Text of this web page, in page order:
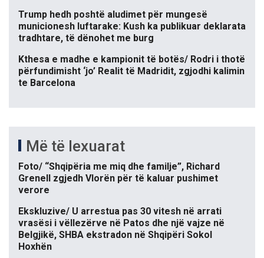
Trump hedh poshtë aludimet për mungesë
municionesh luftarake: Kush ka publikuar deklarata
tradhtare, të dënohet me burg
Kthesa e madhe e kampionit të botës/ Rodri i thotë
përfundimisht ‘jo’ Realit të Madridit, zgjodhi kalimin
te Barcelona
Më të lexuarat
Foto/ “Shqipëria me miq dhe familje”, Richard
Grenell zgjedh Vlorën për të kaluar pushimet
verore
Ekskluzive/ U arrestua pas 30 vitesh në arrati
vrasësi i vëllezërve në Patos dhe një vajze në
Belgjikë, SHBA ekstradon në Shqipëri Sokol
Hoxhën